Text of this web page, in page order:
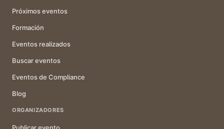
Próximos eventos
Formación
Eventos realizados
Buscar eventos
Eventos de Compliance
Blog
ORGANIZADORES